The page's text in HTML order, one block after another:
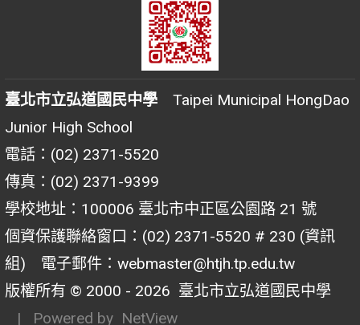
臺北市立弘道國民中學 Taipei Municipal HongDao
Junior High School
電話：(02) 2371-5520
傳真：(02) 2371-9399
學校地址：100006 臺北市中正區公園路 21 號
個資保護聯絡窗口：(02) 2371-5520 # 230 (資訊
組) 電子郵件：webmaster@htjh.tp.edu.tw
版權所有 © 2000 - 2026 臺北市立弘道國民中學
| Powered by NetView